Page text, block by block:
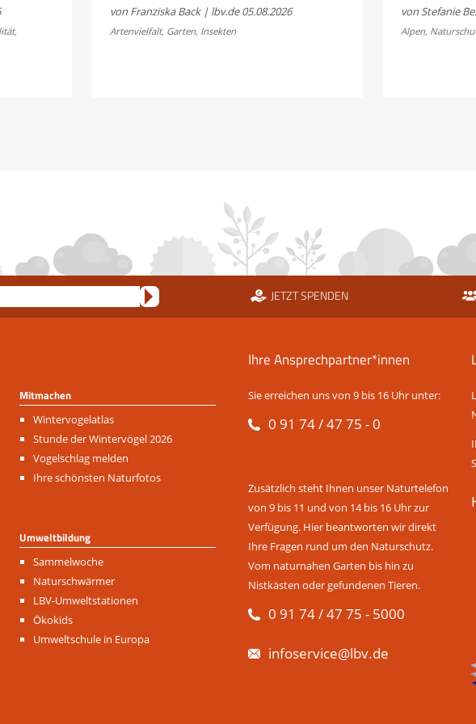
,
Sommerkonzert:
Jetzt
von Franziska Back | lbv.de05.08.2026
Artenvielfalt, Garten, Insekten
von Stefanie
Alpen,
JETZT SPENDEN
Mitmachen
Navigation
überspringen
Wintervogelatlas
Stunde der Wintervögel 2026
Vogelschlag melden
Ihre schönsten Naturfotos
Umweltbildung
Navigation
überspringen
Sammelwoche
Naturschwärmer
LBV-Umweltstationen
Ökokids
Umweltschule in Europa
Ihre Ansprechpartner*innen
Sie erreichen uns von 9 bis 16 Uhr unter:
0 91 74 / 47 75 - 0
Zusätzlich steht Ihnen unser Naturtelefon
von 9 bis 11 und von 14 bis 16 Uhr zur
Verfügung. Hier beantworten wir direkt
Ihre Fragen rund um den Naturschutz.
Vom naturnahen Garten bis hin zu
Nistkästen oder gefundenen Tieren.
0 91 74 / 47 75 - 5000
infoservice@lbv.de